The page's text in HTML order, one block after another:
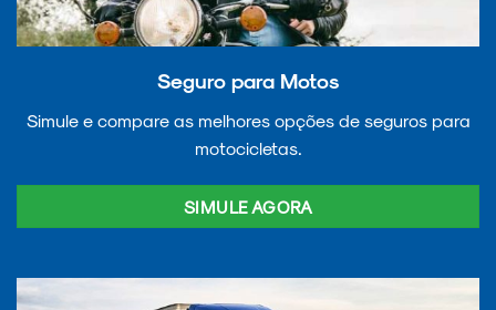
Seguro para Motos
Simule e compare as melhores opções de seguros para
motocicletas.
SIMULE AGORA